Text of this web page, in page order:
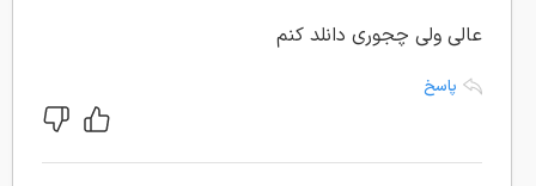
عالی ولی چجوری دانلد کنم
پاسخ